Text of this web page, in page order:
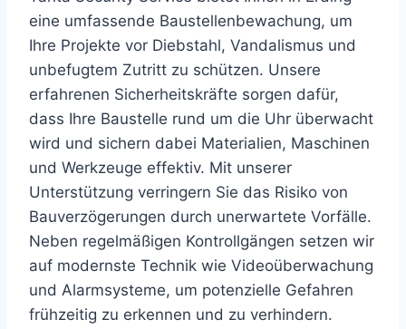
eine umfassende Baustellenbewachung, um
Ihre Projekte vor Diebstahl, Vandalismus und
unbefugtem Zutritt zu schützen. Unsere
erfahrenen Sicherheitskräfte sorgen dafür,
dass Ihre Baustelle rund um die Uhr überwacht
wird und sichern dabei Materialien, Maschinen
und Werkzeuge effektiv. Mit unserer
Unterstützung verringern Sie das Risiko von
Bauverzögerungen durch unerwartete Vorfälle.
Neben regelmäßigen Kontrollgängen setzen wir
auf modernste Technik wie Videoüberwachung
und Alarmsysteme, um potenzielle Gefahren
frühzeitig zu erkennen und zu verhindern.